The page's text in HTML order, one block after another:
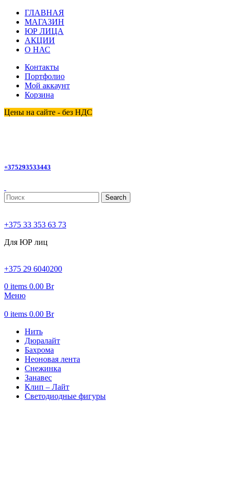
ГЛАВНАЯ
МАГАЗИН
ЮР ЛИЦА
АКЦИИ
О НАС
Контакты
Портфолио
Мой аккаунт
Корзина
Цены на сайте - без НДС
+375293533443
Search
+375 33 353 63 73
Для ЮР лиц
+375 29 6040200
0 items 0.00 Br
Меню
0 items 0.00 Br
Нить
Дюралайт
Бахрома
Неоновая лента
Снежинка
Занавес
Клип – Лайт
Светодиодные фигуры